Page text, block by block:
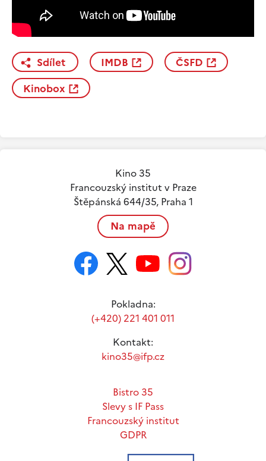
Sdílet IMDB
ČSFD
Kinobox
Kino 35
Francouzský institut v Praze
Štěpánská 644/35, Praha 1
Na mapě
Pokladna:
(+420) 221 401 011
Kontakt:
kino35@ifp.cz
Bistro 35
Slevy s IF Pass
Francouzský institut
GDPR